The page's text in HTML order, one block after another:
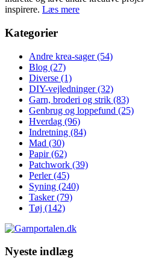
inspirere. Læs mere
Kategorier
Andre krea-sager(54)
Blog (27)
Diverse (1)
DIY-vejledninger(32)
Garn, broderi og strik (83)
Genbrug og loppefund (25)
Hverdag (96)
Indretning (84)
Mad (30)
Papir(62)
Patchwork (39)
Perler(45)
Syning (240)
Tasker(79)
Tøj (142)
Nyeste indlæg